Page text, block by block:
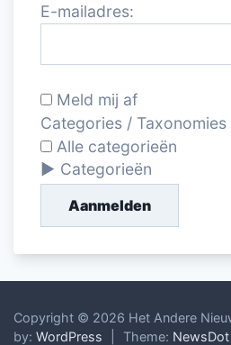
E-mailadres:
Meld mij af
Categories / Taxonomies
Alle categorieën
Categorieën
Aanmelden
Copyright © 2026 Het Andere
by: WordPress Theme: NewsDot